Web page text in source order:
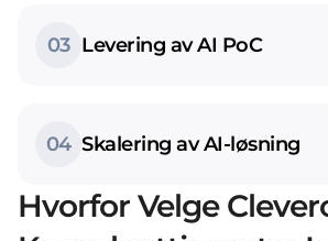
03 Levering av AI PoC
04 Skalering av AI-løsning
Hvorfor Velge